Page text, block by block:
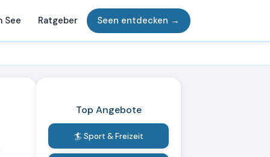
See Ratgeber Seen entdecken →
Top Angebote
🏄 Sport & Freizeit